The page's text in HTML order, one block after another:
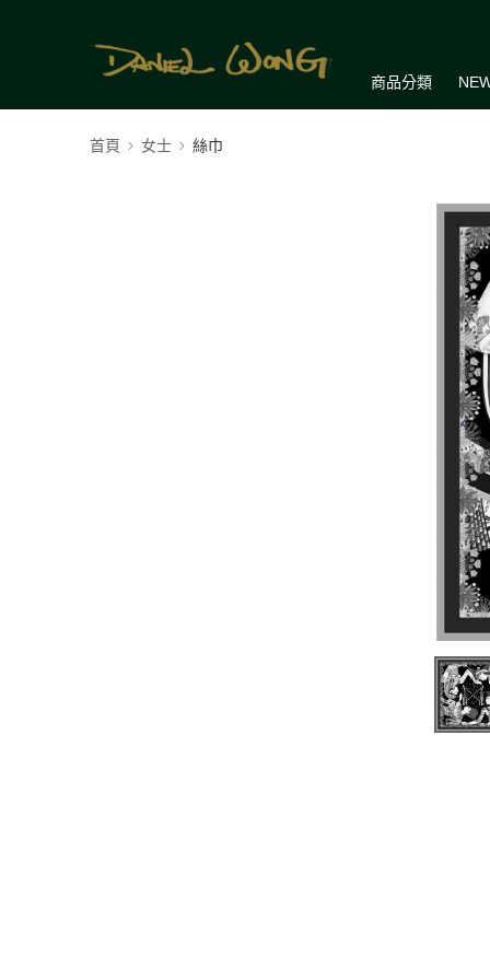
商品分類
首頁 女士 絲巾